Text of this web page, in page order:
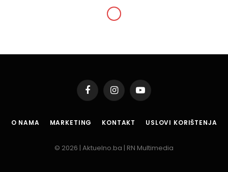
FacebookInstagramYouTube
O NAMA MARKETING KONTAKT USLOVI KORIŠTENJA
© 2026 | Aktuelno.ba | RN Multimedia